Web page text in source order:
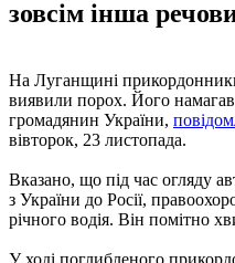
зовсім інша
На Луганщині
виявили порох. Його
громадянин України,
вівторок, 23 листопада.
Вказано, що під час огляду
з України до Росії,
річного водія. Він помітно
У ході поглибленого